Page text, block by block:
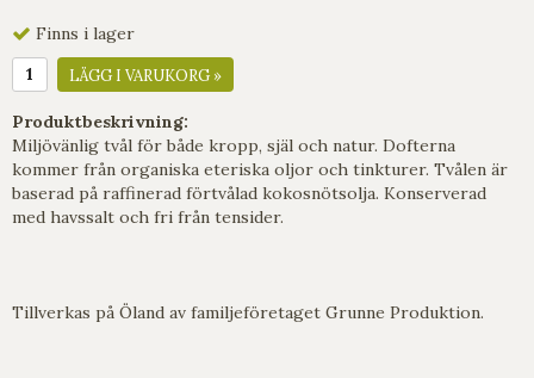
Finns i lager
LÄGG I VARUKORG »
Produktbeskrivning:
Miljövänlig tvål för både kropp, själ och natur. Dofterna
kommer från organiska eteriska oljor och tinkturer. Tvålen är
baserad på raffinerad förtvålad kokosnötsolja. Konserverad
med havssalt och fri från tensider.
Tillverkas på Öland av familjeföretaget Grunne Produktion.